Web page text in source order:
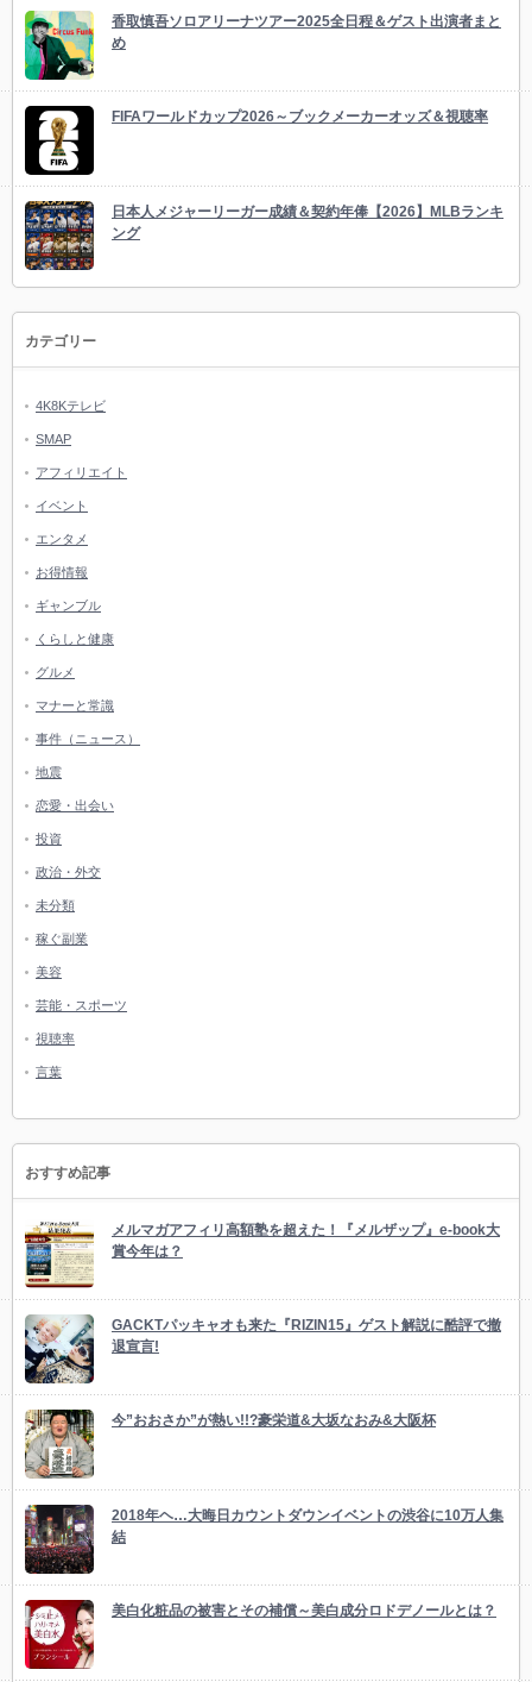
香取慎吾ソロアリーナツアー2025全日程＆ゲスト出演者まと
め
FIFAワールドカップ2026～ブックメーカーオッズ＆視聴率
日本人メジャーリーガー成績＆契約年俸【2026】MLBランキ
ング
カテゴリー
4K8Kテレビ
SMAP
アフィリエイト
イベント
エンタメ
お得情報
ギャンブル
くらしと健康
グルメ
マナーと常識
事件（ニュース）
地震
恋愛・出会い
投資
政治・外交
未分類
稼ぐ副業
美容
芸能・スポーツ
視聴率
言葉
おすすめ記事
メルマガアフィリ高額塾を超えた！『メルザップ』e-book大
賞今年は？
GACKTパッキャオも来た『RIZIN15』ゲスト解説に酷評で撤
退宣言!
今”おおさか”が熱い!!?豪栄道&大坂なおみ&大阪杯
2018年ヘ…大晦日カウントダウンイベントの渋谷に10万人集
結
美白化粧品の被害とその補償～美白成分ロドデノールとは？